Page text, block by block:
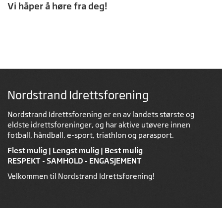
Vi håper å høre fra deg!
Nordstrand Idrettsforening
Nordstrand Idrettsforening er en av landets største og
eldste idrettsforeninger, og har aktive utøvere innen
fotball, håndball, e-sport, triathlon og parasport.
Flest mulig | Lengst mulig | Best mulig
RESPEKT - SAMHOLD - ENGASJEMENT
Velkommen til Nordstrand Idrettsforening!